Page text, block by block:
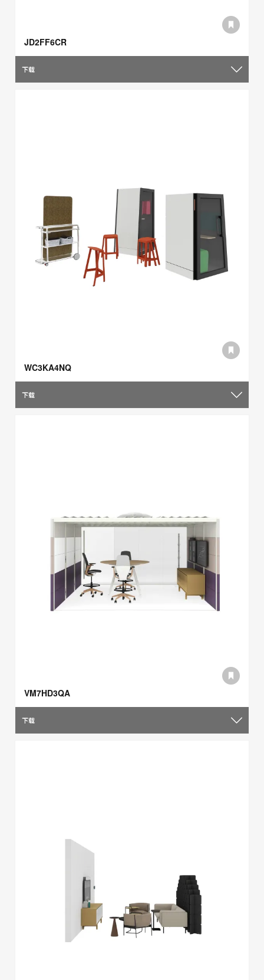
JD2FF6CR
下载
WC3KA4NQ
下载
VM7HD3QA
下载